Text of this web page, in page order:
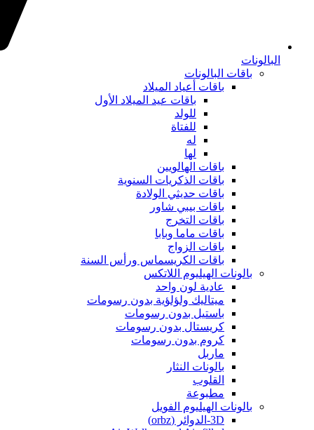
البالونات
باقات البالونات
باقات أعياد الميلاد
باقات عيد الميلاد الأول
للولد
للفتاة
له
لها
باقات الهالويين
باقات الذكريات السنوية
باقات حديثي الولادة
باقات بيبي شاور
باقات التخرج
باقات ماما وبابا
باقات الزواج
باقات الكريسماس ورأس السنة
بالونات الهيليوم اللاتكس
عادية لون واحد
ميتاليك ولؤلؤية بدون رسومات
باستيل بدون رسومات
كريستال بدون رسومات
كروم بدون رسومات
ماربل
بالونات النثار
القلوب
مطبوعة
بالونات الهيليوم الفويل
3D-الدوائر (orbz)